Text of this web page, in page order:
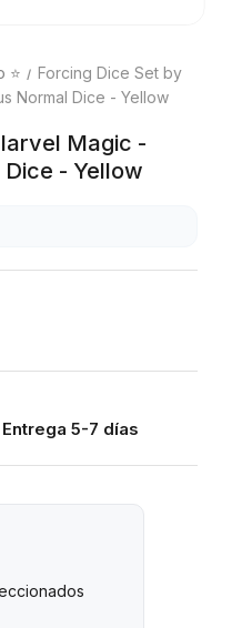
⭐
Forcing Dice Set by
Normal Dice - Yellow
Magic -
- Yellow
5-7 días